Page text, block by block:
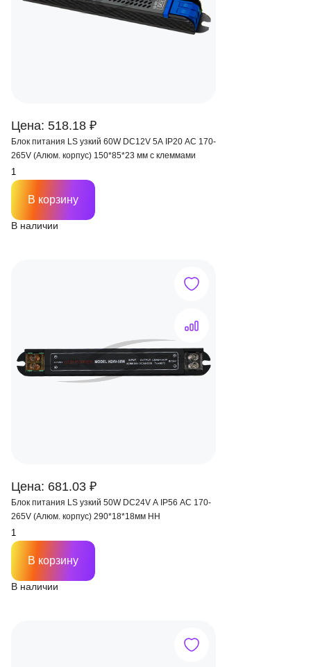
Цена: 518.18 ₽
Блок питания LS узкий 60W DC12V 5A IP20 AC 170-
265V (Алюм. корпус) 150*85*23 мм с клеммами
В наличии
В корзину
Цена: 681.03 ₽
Блок питания LS узкий 50W DC24V A IP56 AC 170-
265V (Алюм. корпус) 290*18*18мм HH
В наличии
В корзину